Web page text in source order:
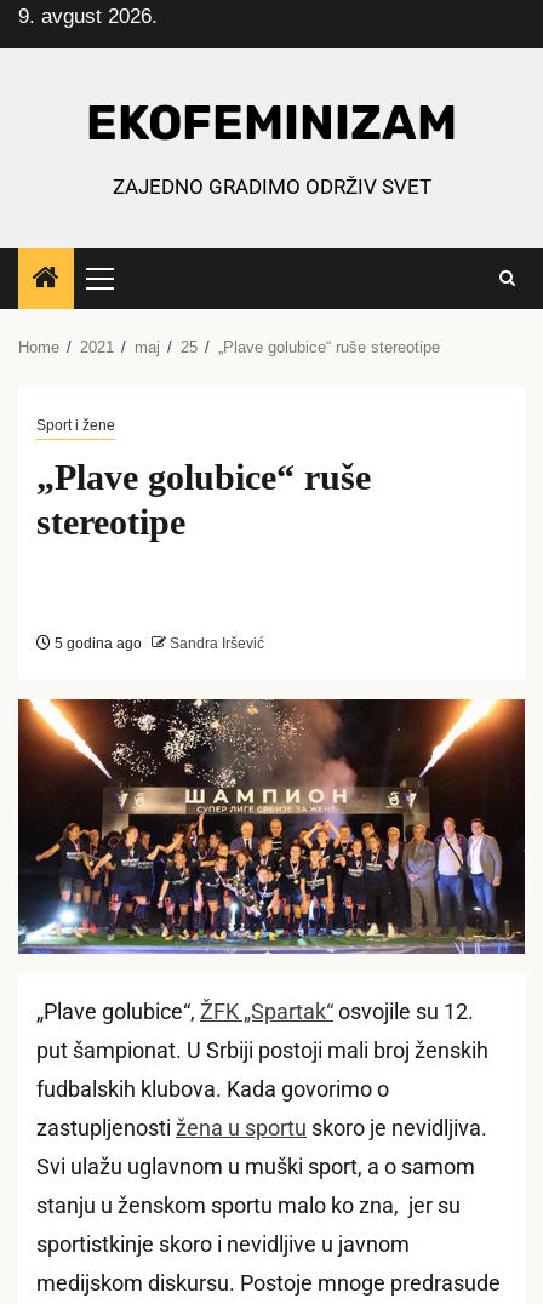
Skip
to
9. avgust 2026.
EKOFEMINIZAM
ZAJEDNO GRADIMO ODRŽIV SVET
Primary
Menu
Home 2021 maj 25 „Plave golubice“ ruše stereotipe
Sport i žene
„Plave golubice“ ruše
stereotipe
5 godina ago Sandra Iršević
„Plave golubice“, ŽFK „Spartak“ osvojile su 12.
put šampionat. U Srbiji postoji mali broj ženskih
fudbalskih klubova. Kada govorimo o
zastupljenosti žena u sportu skoro je nevidljiva.
Svi ulažu uglavnom u muški sport, a o samom
stanju u ženskom sportu malo ko zna, jer su
sportistkinje skoro i nevidljive u javnom
medijskom diskursu. Postoje mnoge predrasude